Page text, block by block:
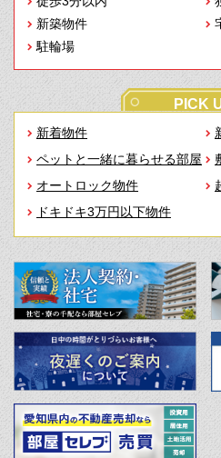
新築物件
駐輪場
PICK
新着物件
ペットと一緒に暮らせる部屋
オートロック物件
ドキドキ3万円以下物件